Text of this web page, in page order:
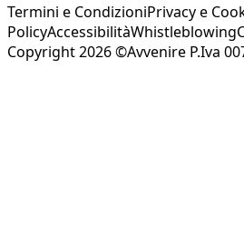
Termini e CondizioniPrivacy e
PolicyAccessibilitàWhistleblowing
Copyright 2026 ©Avvenire P.Iva